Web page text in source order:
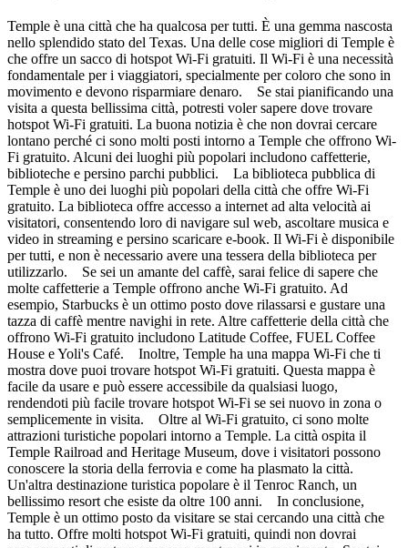
Temple è una città che ha qualcosa per tutti. È una gemma nascosta
nello splendido stato del Texas. Una delle cose migliori di Temple è
che offre un sacco di hotspot Wi-Fi gratuiti. Il Wi-Fi è una necessità
fondamentale per i viaggiatori, specialmente per coloro che sono in
movimento e devono risparmiare denaro. Se stai pianificando una
visita a questa bellissima città, potresti voler sapere dove trovare
hotspot Wi-Fi gratuiti. La buona notizia è che non dovrai cercare
lontano perché ci sono molti posti intorno a Temple che offrono Wi-
Fi gratuito. Alcuni dei luoghi più popolari includono caffetterie,
biblioteche e persino parchi pubblici. La biblioteca pubblica di
Temple è uno dei luoghi più popolari della città che offre Wi-Fi
gratuito. La biblioteca offre accesso a internet ad alta velocità ai
visitatori, consentendo loro di navigare sul web, ascoltare musica e
video in streaming e persino scaricare e-book. Il Wi-Fi è disponibile
per tutti, e non è necessario avere una tessera della biblioteca per
utilizzarlo. Se sei un amante del caffè, sarai felice di sapere che
molte caffetterie a Temple offrono anche Wi-Fi gratuito. Ad
esempio, Starbucks è un ottimo posto dove rilassarsi e gustare una
tazza di caffè mentre navighi in rete. Altre caffetterie della città che
offrono Wi-Fi gratuito includono Latitude Coffee, FUEL Coffee
House e Yoli's Café. Inoltre, Temple ha una mappa Wi-Fi che ti
mostra dove puoi trovare hotspot Wi-Fi gratuiti. Questa mappa è
facile da usare e può essere accessibile da qualsiasi luogo,
rendendoti più facile trovare hotspot Wi-Fi se sei nuovo in zona o
semplicemente in visita. Oltre al Wi-Fi gratuito, ci sono molte
attrazioni turistiche popolari intorno a Temple. La città ospita il
Temple Railroad and Heritage Museum, dove i visitatori possono
conoscere la storia della ferrovia e come ha plasmato la città.
Un'altra destinazione turistica popolare è il Tenroc Ranch, un
bellissimo resort che esiste da oltre 100 anni. In conclusione,
Temple è un ottimo posto da visitare se stai cercando una città che
ha tutto. Offre molti hotspot Wi-Fi gratuiti, quindi non dovrai